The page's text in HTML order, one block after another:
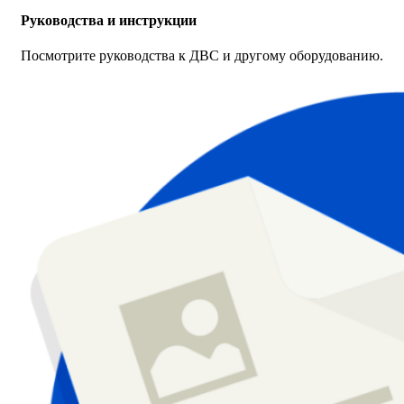
Руководства и инструкции
Посмотрите руководства к ДВС и другому оборудованию.